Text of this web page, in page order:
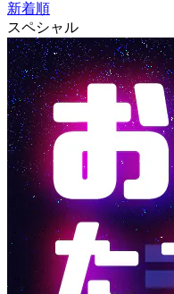
新着順
スペシャル